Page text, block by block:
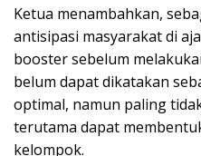
Ketua menambahkan,
antisipasi masyarakat di
booster sebelum
belum dapat dikatakan
optimal, namun paling
terutama dapat
kelompok.